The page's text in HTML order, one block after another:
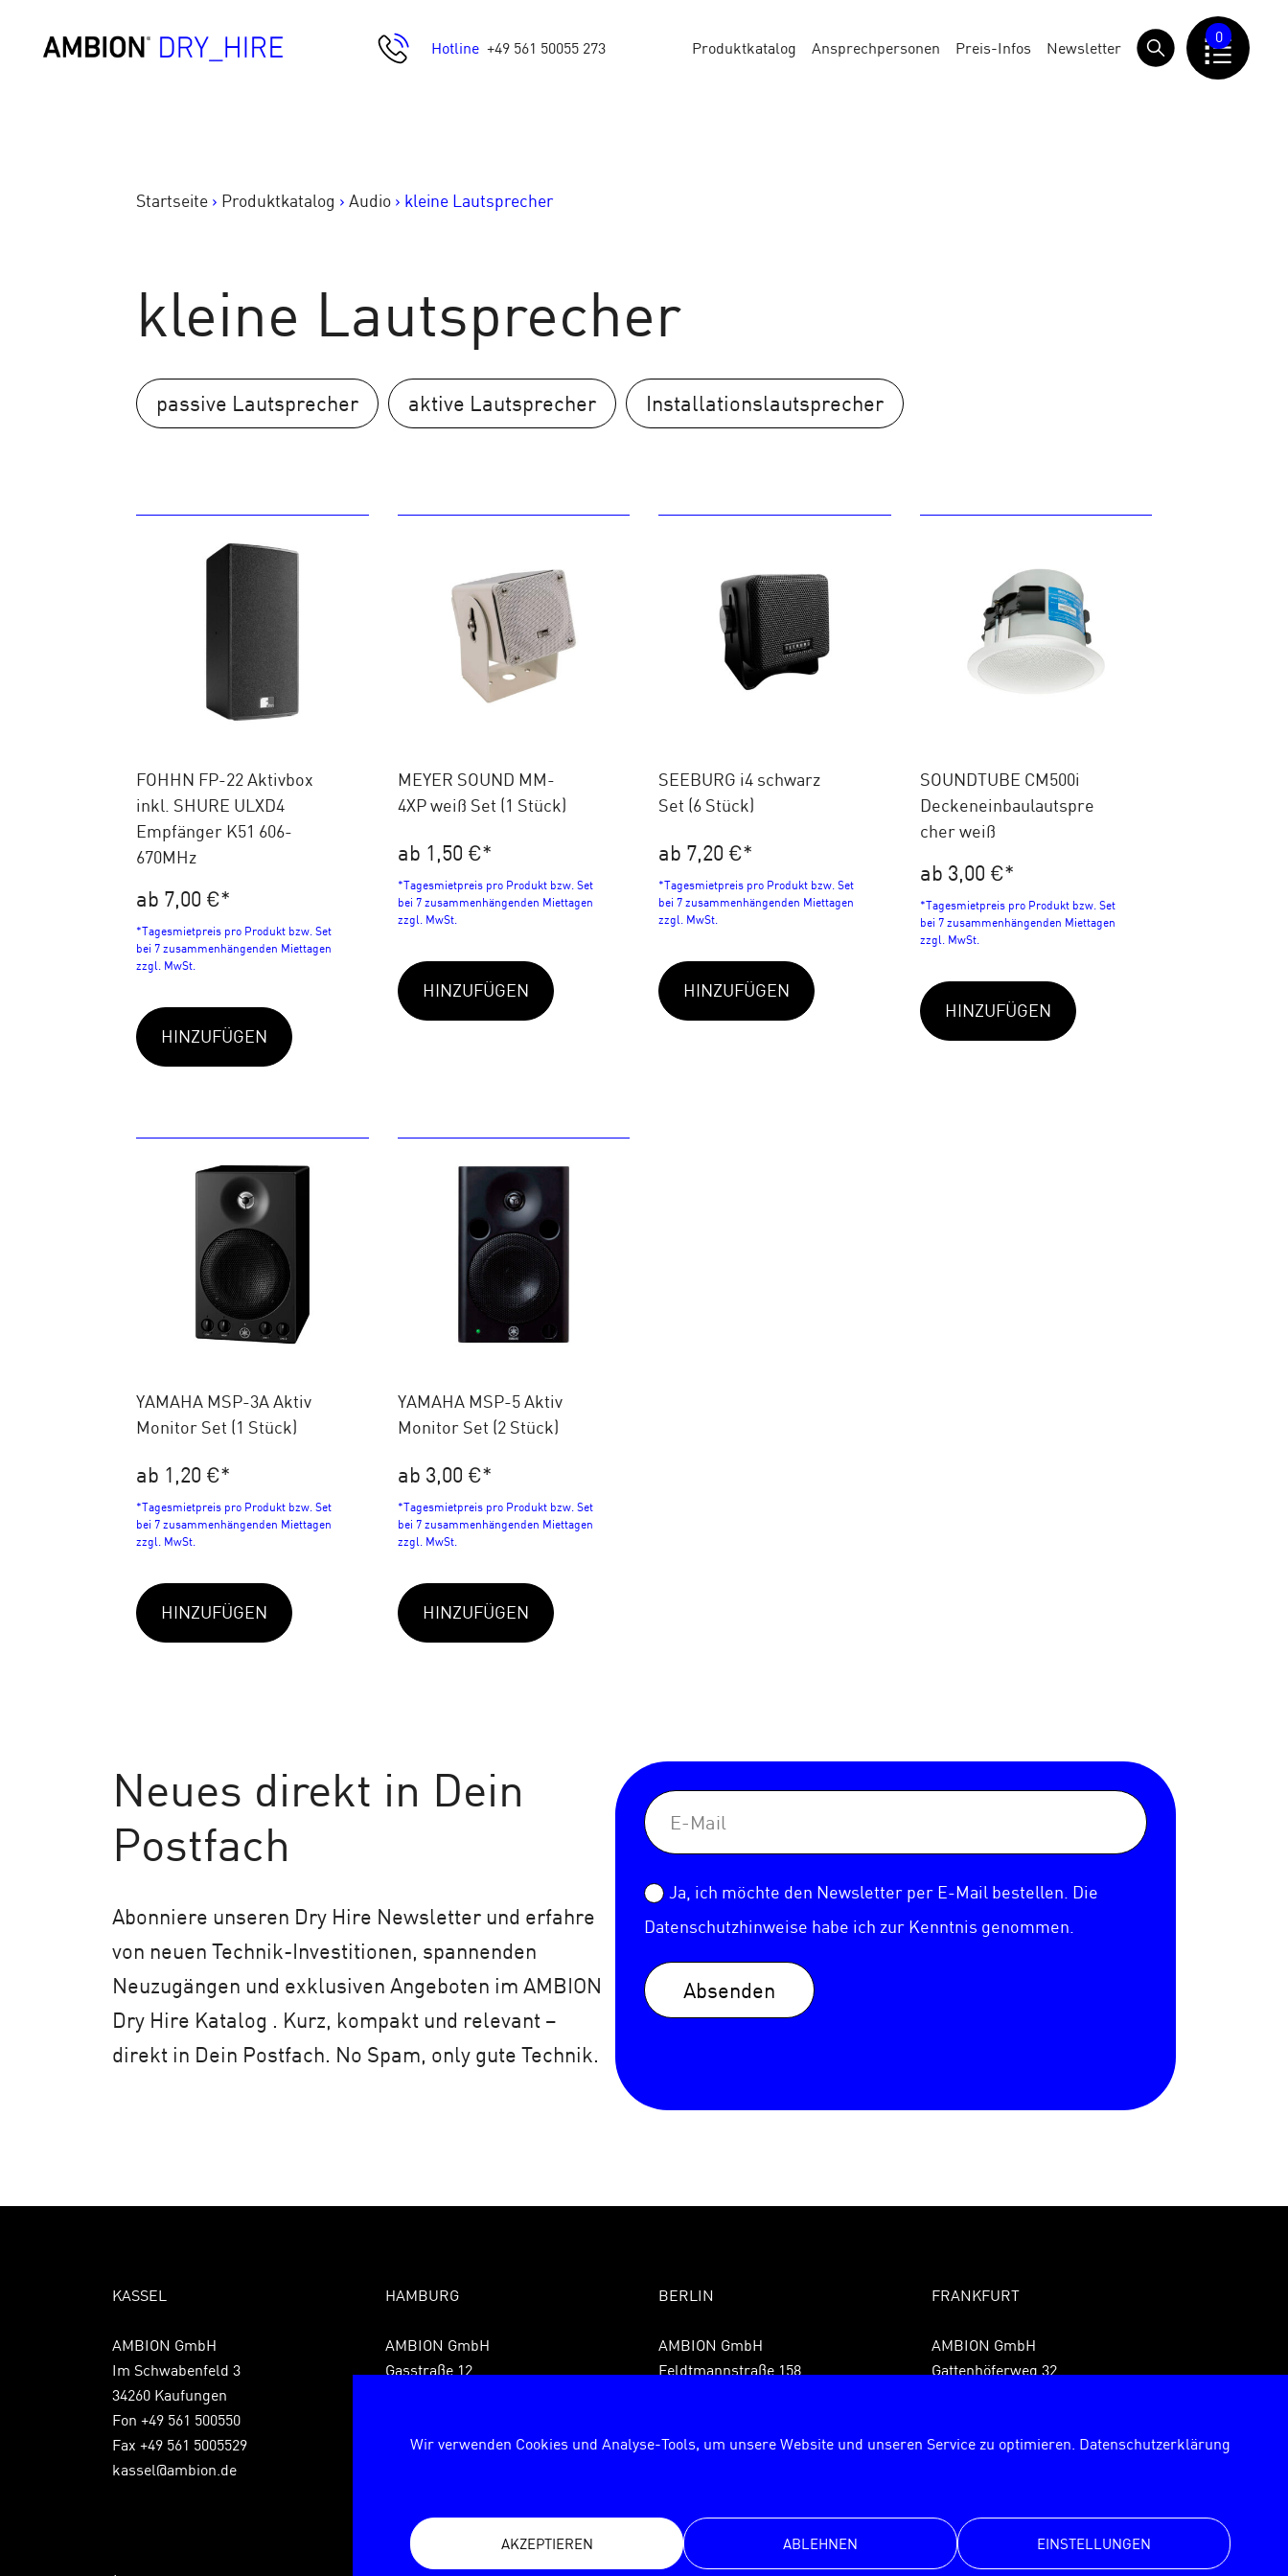
Wir verwenden Cookies und Analyse-Tools, um unsere Website und unseren Service zu optimieren. Datenschutzerklärung
AKZEPTIEREN ABLEHNEN EINSTELLUNGEN
Hotline+49 561 50055 273 Produktkatalog Ansprechpersonen Preis-Infos Newsletter
0
Startseite > Produktkatalog > Audio > kleine Lautsprecher
kleine Lautsprecher
passive Lautsprecher aktive Lautsprecher Installationslautsprecher
FOHHN FP-22 Aktivbox
inkl. SHURE ULXD4
Empfänger K51 606-
670MHz
ab 7,00 €*
*Tagesmietpreis pro Produkt bzw. Set
bei 7 zusammenhängenden Miettagen
zzgl. MwSt.
HINZUFÜGEN
MEYER SOUND MM-
4XP weiß Set (1 Stück)
ab 1,50 €*
*Tagesmietpreis pro Produkt bzw. Set
bei 7 zusammenhängenden Miettagen
zzgl. MwSt.
HINZUFÜGEN
SEEBURG i4 schwarz
Set (6 Stück)
ab 7,20 €*
*Tagesmietpreis pro Produkt bzw. Set
bei 7 zusammenhängenden Miettagen
zzgl. MwSt.
HINZUFÜGEN
SOUNDTUBE CM500i
Deckeneinbaulautspre
cher weiß
ab 3,00 €*
*Tagesmietpreis pro Produkt bzw. Set
bei 7 zusammenhängenden Miettagen
zzgl. MwSt.
HINZUFÜGEN
YAMAHA MSP-3A Aktiv
Monitor Set (1 Stück)
ab 1,20 €*
*Tagesmietpreis pro Produkt bzw. Set
bei 7 zusammenhängenden Miettagen
zzgl. MwSt.
HINZUFÜGEN
YAMAHA MSP-5 Aktiv
Monitor Set (2 Stück)
ab 3,00 €*
*Tagesmietpreis pro Produkt bzw. Set
bei 7 zusammenhängenden Miettagen
zzgl. MwSt.
HINZUFÜGEN
Neues direkt in Dein
Postfach
Abonniere unseren Dry Hire Newsletter und erfahre
von neuen Technik-Investitionen, spannenden
Neuzugängen und exklusiven Angeboten im AMBION
Dry Hire Katalog . Kurz, kompakt und relevant –
direkt in Dein Postfach. No Spam, only gute Technik.
Ja, ich möchte den Newsletter per E-Mail bestellen. Die
Datenschutzhinweise habe ich zur Kenntnis genommen.
Absenden
KASSEL
AMBION GmbH
Im Schwabenfeld 3
34260 Kaufungen
Fon +49 561 500550
Fax +49 561 5005529
kassel@ambion.de
HAMBURG
AMBION GmbH
Gasstraße 12
Fax +49 40 8550758599
BERLIN
AMBION GmbH
Feldtmannstraße 158
Fax +49 30 726278429
FRANKFURT
AMBION GmbH
Gattenhöferweg 32
Fax +49 6171 9891529